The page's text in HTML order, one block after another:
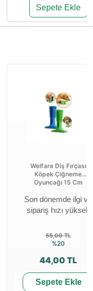
Sepete Ekle
Welfare Diş Fırçası
Köpek Çiğneme
Oyuncağı 15 Cm
Son dönemde ilgi ve
sipariş hızı yüksek
55,00 TL
%20
44,00 TL
Sepete Ekle